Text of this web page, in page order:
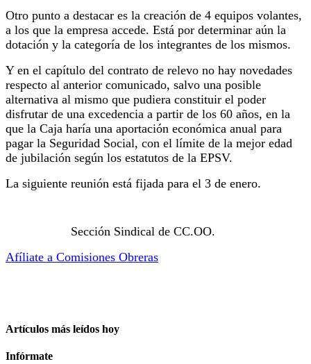
Otro punto a destacar es la creación de 4 equipos volantes,
a los que la empresa accede. Está por determinar aún la
dotación y la categoría de los integrantes de los mismos.
Y en el capítulo del contrato de relevo no hay novedades
respecto al anterior comunicado, salvo una posible
alternativa al mismo que pudiera constituir el poder
disfrutar de una excedencia a partir de los 60 años, en la
que la Caja haría una aportación económica anual para
pagar la Seguridad Social, con el límite de la mejor edad
de jubilación según los estatutos de la EPSV.
La siguiente reunión está fijada para el 3 de enero.
Sección Sindical de CC.OO.
Afíliate a Comisiones Obreras
Artículos más leídos hoy
Infórmate